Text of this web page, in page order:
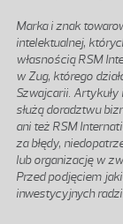
Marka i znak
intelektualnej,
własnością RSM
w Zug, którego
Szwajcarii.
służą doradztwu
ani też RSM
za błędy,
lub organizację w
Przed podjęciem
inwestycyjnych